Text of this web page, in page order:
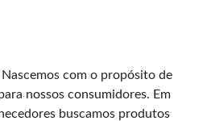
com o propósito de
nossos consumidores. Em
buscamos produtos